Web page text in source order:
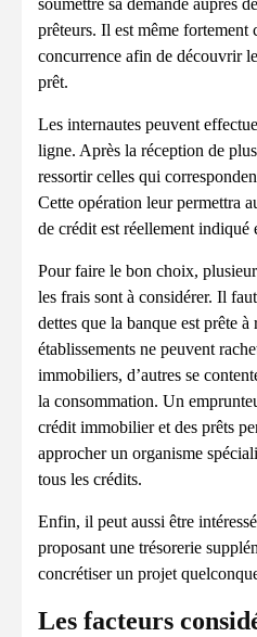
soumettre sa demande auprès
prêteurs. Il est même fortement
concurrence afin de découvrir
prêt.
Les internautes peuvent
ligne. Après la réception de
ressortir celles qui
Cette opération leur permettra
de crédit est réellement
Pour faire le bon choix,
les frais sont à considérer. Il
dettes que la banque est prête
établissements ne peuvent
immobiliers, d’autres se
la consommation. Un
crédit immobilier et des prêts
approcher un organisme
tous les crédits.
Enfin, il peut aussi être
proposant une trésorerie
concrétiser un projet
Les facteurs